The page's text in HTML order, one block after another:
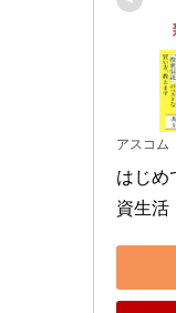
アスコム
はじめ
資生活